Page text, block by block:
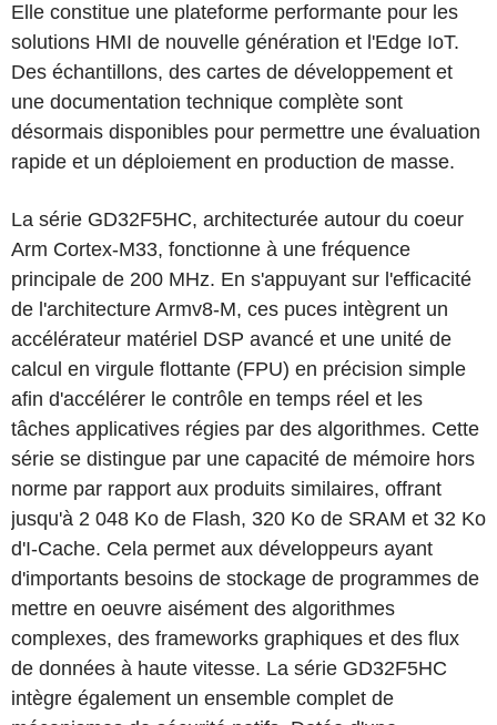
Elle constitue une plateforme performante pour les
solutions HMI de nouvelle génération et l'Edge IoT.
Des échantillons, des cartes de développement et
une documentation technique complète sont
désormais disponibles pour permettre une évaluation
rapide et un déploiement en production de masse.
La série GD32F5HC, architecturée autour du coeur
Arm Cortex-M33, fonctionne à une fréquence
principale de 200 MHz. En s'appuyant sur l'efficacité
de l'architecture Armv8-M, ces puces intègrent un
accélérateur matériel DSP avancé et une unité de
calcul en virgule flottante (FPU) en précision simple
afin d'accélérer le contrôle en temps réel et les
tâches applicatives régies par des algorithmes. Cette
série se distingue par une capacité de mémoire hors
norme par rapport aux produits similaires, offrant
jusqu'à 2 048 Ko de Flash, 320 Ko de SRAM et 32 Ko
d'I-Cache. Cela permet aux développeurs ayant
d'importants besoins de stockage de programmes de
mettre en oeuvre aisément des algorithmes
complexes, des frameworks graphiques et des flux
de données à haute vitesse. La série GD32F5HC
intègre également un ensemble complet de